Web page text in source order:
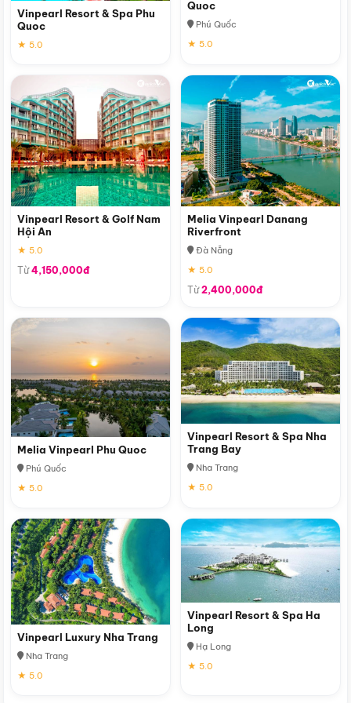
Vinpearl Resort & Spa Phu
Quoc
★ 5.0
Quoc
Phú Quốc
★ 5.0
Vinpearl Resort & Golf Nam
Hội An
★ 5.0
Từ4,150,000đ
Melia Vinpearl Danang
Riverfront
Đà Nẵng
★ 5.0
Từ2,400,000đ
Melia Vinpearl Phu Quoc
Phú Quốc
★ 5.0
Vinpearl Resort & Spa Nha
Trang Bay
Nha Trang
★ 5.0
Vinpearl Luxury Nha Trang
Nha Trang
★ 5.0
Vinpearl Resort & Spa Ha
Long
Hạ Long
★ 5.0